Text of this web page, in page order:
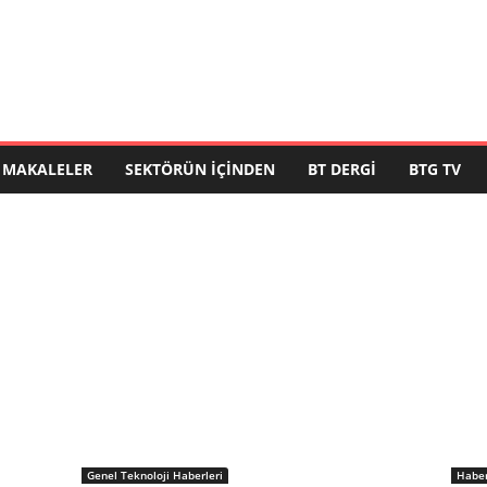
MAKALELER SEKTÖRÜN İÇINDEN BT DERGI BTG TV
Genel Teknoloji Haberleri